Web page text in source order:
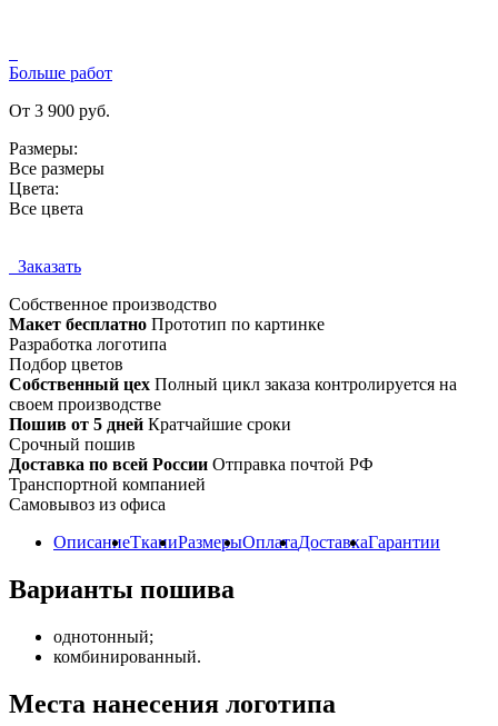
Больше работ
От 3 900 руб.
Размеры:
Все размеры
Цвета:
Все цвета
Заказать
Собственное производство
Макет бесплатно Прототип по картинке
Разработка логотипа
Подбор цветов
Собственный цех Полный цикл заказа контролируется на
своем производстве
Пошив от 5 дней Кратчайшие сроки
Срочный пошив
Доставка по всей России Отправка почтой РФ
Транспортной компанией
Самовывоз из офиса
ОписаниеТканиРазмерыОплатаДоставкаГарантии
Варианты пошива
однотонный;
комбинированный.
Места нанесения логотипа